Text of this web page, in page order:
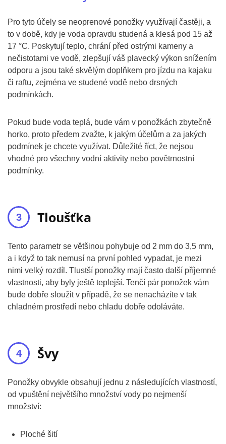
Pro tyto účely se neoprenové ponožky využívají častěji, a
to v době, kdy je voda opravdu studená a klesá pod 15 až
17 °C. Poskytují teplo, chrání před ostrými kameny a
nečistotami ve vodě, zlepšují váš plavecký výkon snížením
odporu a jsou také skvělým doplňkem pro jízdu na kajaku
či raftu, zejména ve studené vodě nebo drsných
podmínkách.
Pokud bude voda teplá, bude vám v ponožkách zbytečně
horko, proto předem zvažte, k jakým účelům a za jakých
podmínek je chcete využívat. Důležité říct, že nejsou
vhodné pro všechny vodní aktivity nebo povětrnostní
podmínky.
Tloušťka
Tento parametr se většinou pohybuje od 2 mm do 3,5 mm,
a i když to tak nemusí na první pohled vypadat, je mezi
nimi velký rozdíl. Tlustší ponožky mají často další příjemné
vlastnosti, aby byly ještě teplejší. Tenčí pár ponožek vám
bude dobře sloužit v případě, že se nenacházíte v tak
chladném prostředí nebo chladu dobře odoláváte.
Švy
Ponožky obvykle obsahují jednu z následujících vlastností,
od vpuštění největšího množství vody po nejmenší
množství:
Ploché šití